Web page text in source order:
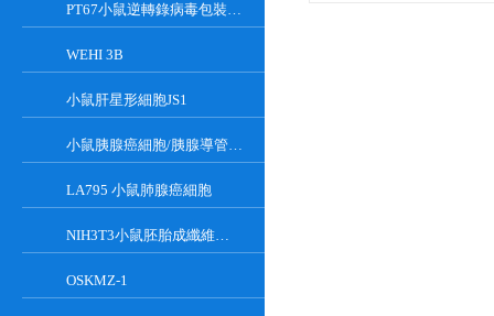
PT67小鼠逆轉錄病毒包裝細胞
WEHI 3B
小鼠肝星形細胞JS1
小鼠胰腺癌細胞/胰腺導管癌PAN02
LA795 小鼠肺腺癌細胞
NIH3T3小鼠胚胎成纖維細胞
OSKMZ-1